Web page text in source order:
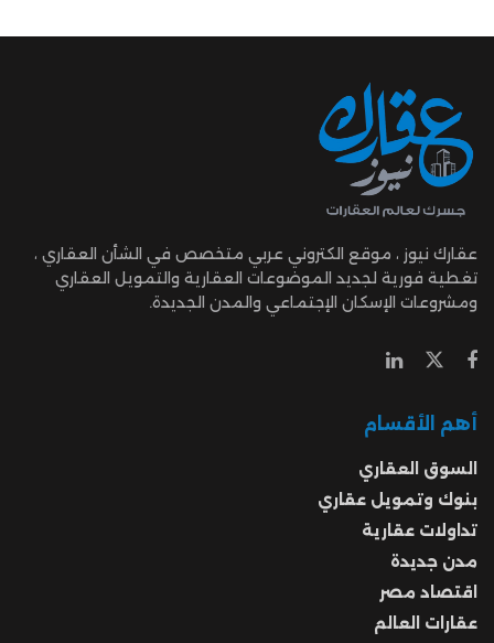
عقارك نيوز ، موقع الكتروني عربي متخصص في الشأن العقاري ،
تغطية فورية لجديد الموضوعات العقارية والتمويل العقاري
ومشروعات الإسكان الإجتماعي والمدن الجديدة.
أهم الأقسام
السوق العقاري
بنوك وتمويل عقاري
تداولات عقارية
مدن جديدة
اقتصاد مصر
عقارات العالم